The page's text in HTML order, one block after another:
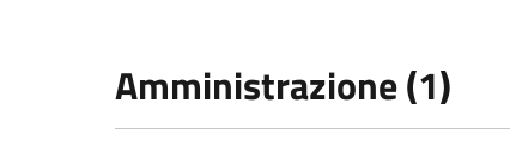
Amministrazione (1)